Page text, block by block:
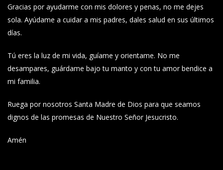
Gracias por ayudarme con mis dolores y penas, no me dejes
sola. Ayúdame a cuidar a mis padres, dales salud en sus últimos
días.
Tú eres la luz de mi vida, guíame y orientame. No me
desampares, guárdame bajo tu manto y con tu amor bendice a
mi familia.
Ruega por nosotros Santa Madre de Dios para que seamos
dignos de las promesas de Nuestro Señor Jesucristo.
Amén